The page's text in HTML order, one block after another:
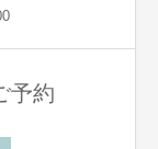
予約